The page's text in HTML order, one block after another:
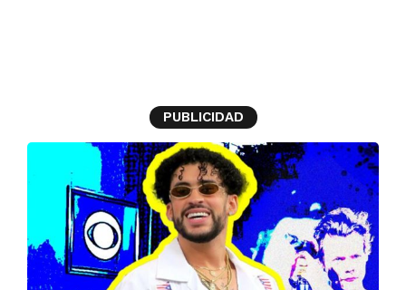
PUBLICIDAD